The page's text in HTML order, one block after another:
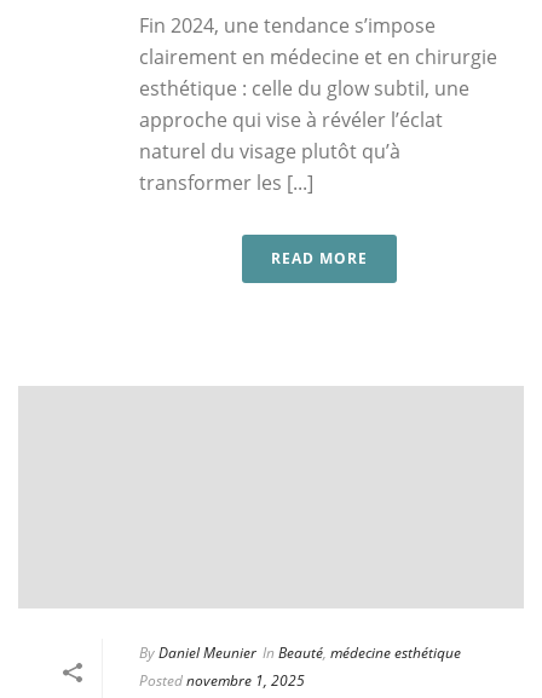
Fin 2024, une tendance s’impose
clairement en médecine et en chirurgie
esthétique : celle du glow subtil, une
approche qui vise à révéler l’éclat
naturel du visage plutôt qu’à
transformer les [...]
READ MORE
ByDaniel Meunier In Beauté, médecine esthétique
Postednovembre 1, 2025